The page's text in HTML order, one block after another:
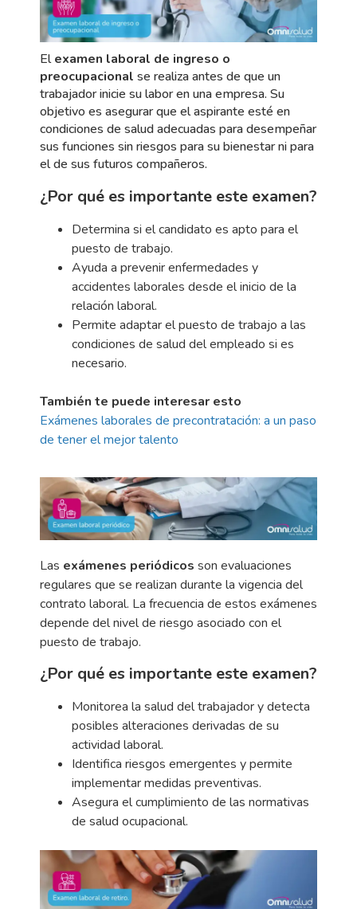
Elexamen laboral de ingreso o
preocupacional se realiza antes de que un
trabajador inicie su labor en una empresa. Su
objetivo es asegurar que el aspirante esté en
condiciones de salud adecuadas para desempeñar
sus funciones sin riesgos para su bienestar ni para
el de sus futuros compañeros.
¿Por qué es importante este examen?
Determina si el candidato es apto para el
puesto de trabajo.
Ayuda a prevenir enfermedades y
accidentes laborales desde el inicio de la
relación laboral.
Permite adaptar el puesto de trabajo a las
condiciones de salud del empleado si es
necesario.
También te puede interesar esto
Exámenes laborales de precontratación: a un paso
de tener el mejor talento
Las exámenes periódicos son evaluaciones
regulares que se realizan durante la vigencia del
contrato laboral. La frecuencia de estos exámenes
depende del nivel de riesgo asociado con el
puesto de trabajo.
¿Por qué es importante este examen?
Monitorea la salud del trabajador y detecta
posibles alteraciones derivadas de su
actividad laboral.
Identifica riesgos emergentes y permite
implementar medidas preventivas.
Asegura el cumplimiento de las normativas
de salud ocupacional.